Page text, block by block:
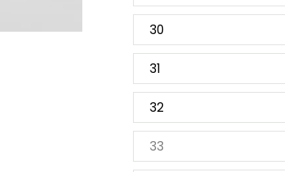
30
31
32
33